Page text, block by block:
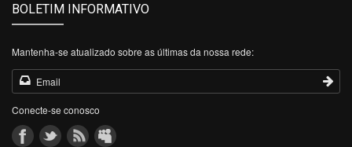
BOLETIM INFORMATIVO
Mantenha-se atualizado sobre as últimas da nossa rede:
Conecte-se conosco